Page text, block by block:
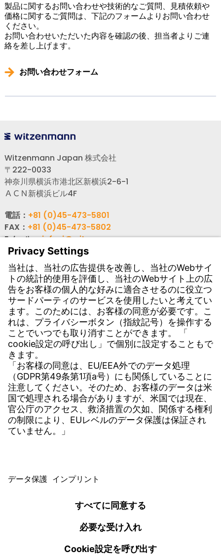
製品に関するお問い合わせや技術的なご質問、見積依頼や
価格に関するご質問は、下記のフォームよりお問い合わせ
ください。
お問い合わせいただいた内容を確認の後、担当者よりご連
絡を差し上げます。
お問い合わせフォーム
Witzenmann Japan 株式会社
〒222-0033
神奈川県横浜市港北区新横浜2-6-1
ＡＣＮ新横浜ビル4F
電話： +81 (0)45-473-5801
FAX： +81 (0)45-473-5802
Eメール：info-j@witzenmann.com
WEB：www.witzenmann.co.jp
連絡先
海外拠点・グループ会社
お問い合わせフォーム
ダウンロード
各種資料
ユーザーソフトウェア
見積依頼用データシート
© WITZENMANN All rights reserved
日本 | JP
english
ブラジル
português
english
プライバシー
販売および納入条件 WITZENMANNグループ